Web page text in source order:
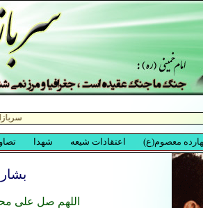
اللهم صل علی